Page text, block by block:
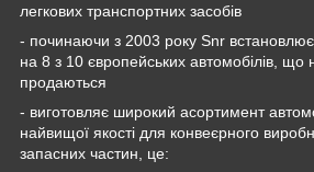
легкових транспортних засобів
- починаючи з 2003 року Snr встановлює
на 8 з 10 європейських автомобілів, що
продаються
- виготовляє широкий асортимент
найвищої якості для конвеєрного
запасних частин, це: